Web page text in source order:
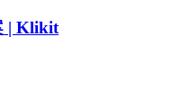
| Klikit